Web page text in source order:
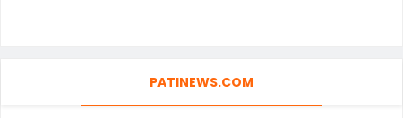
PATINEWS.COM